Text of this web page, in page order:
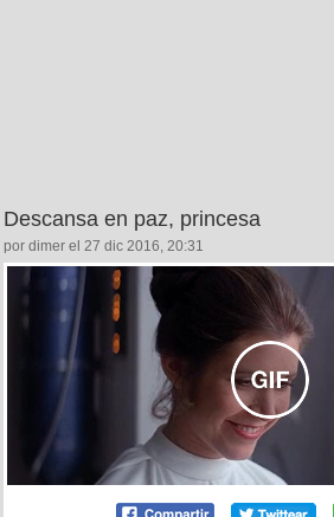
Descansa en paz, princesa
por dimer el 27 dic 2016, 20:31